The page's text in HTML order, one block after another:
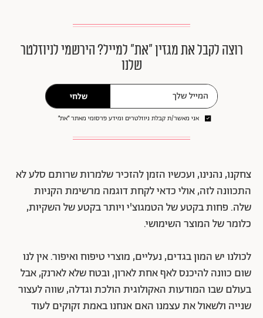
רוצה לקבל את מגזין ״את״ למייל? הירשמי לניוזלטר
שלנו
שלחי
אני מאשר/ת קבלת ניוזלטרים ומידע פרסומי מאתר ״את״
צחקנו, נהנינו, ועכשיו הזמן להזכיר שלמרות שרותם סלע לא
התכוונה לזה, אולי כדאי לקחת דוגמה מרשימת הקניות
שלה. פחות בקטע של הטמגוצ'י ויותר בקטע של השקיות,
כלומר של המוצר השימושי.
לכולנו יש המון בגדים, נעליים, מוצרי טיפוח ואיפור. אין לנו
שום כוונה להיכנס לאף אחת לארון, ובטח שלא לארנק, אבל
בעולם שבו המודעות האקולוגית הולכת וגדלה, שווה לעצור
שנייה ולשאול את עצמנו האם אנחנו באמת זקוקים לעוד